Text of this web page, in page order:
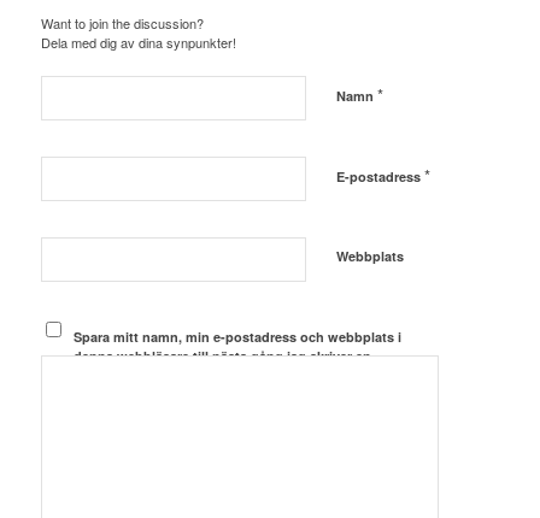
Want to join the discussion?
Dela med dig av dina synpunkter!
Namn *
E-postadress *
Webbplats
Spara mitt namn, min e-postadress och webbplats i
denna webbläsare till nästa gång jag skriver en